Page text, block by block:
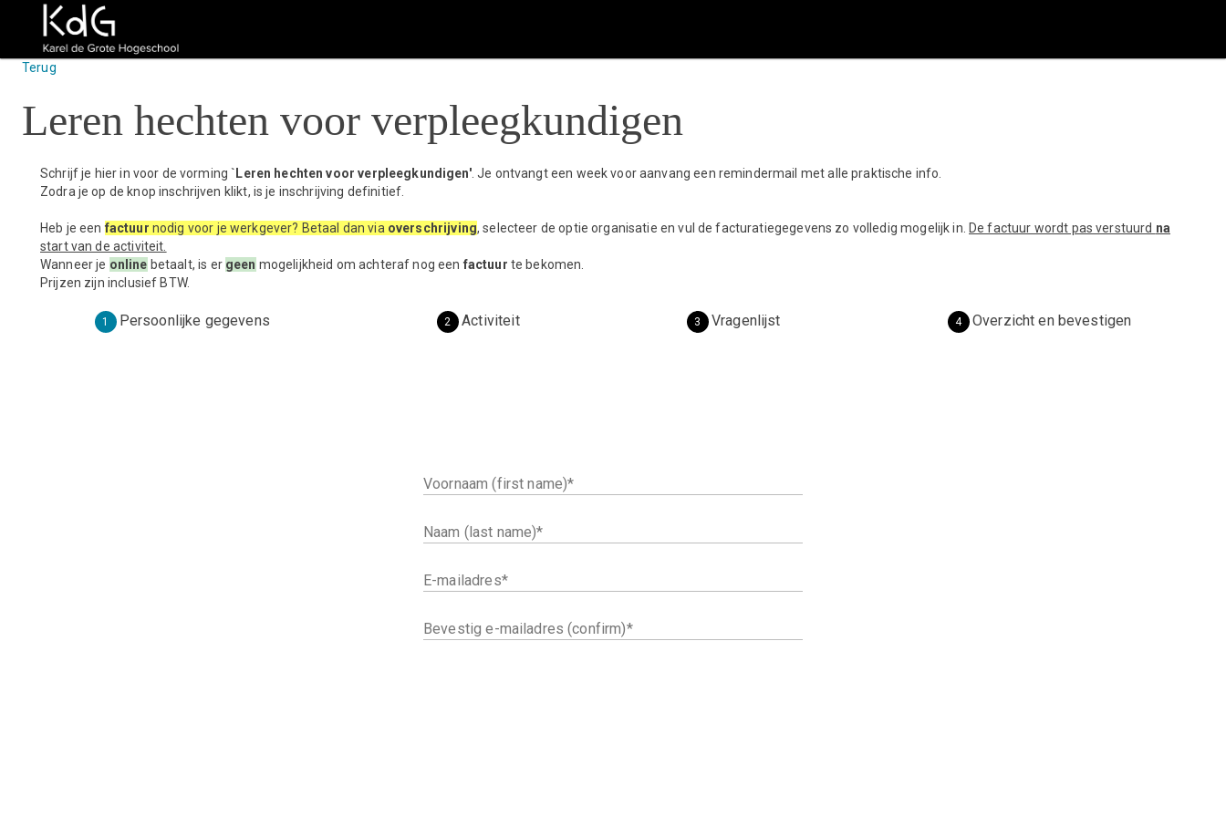
Terug
Leren hechten voor verpleegkundigen
Schrijf je hier in voor de vorming`Leren hechten voor verpleegkundigen'. Je ontvangt een week voor aanvang een remindermail met alle praktische info.
Zodra je op de knop inschrijven klikt, is je inschrijving definitief.
Heb je een factuur nodig voor je werkgever? Betaal dan via overschrijving, selecteer de optie organisatie en vul de facturatiegegevens zo volledig mogelijk in. De factuur wordt pas verstuurd na
start van de activiteit.
Wanneer je online betaalt, is er geen mogelijkheid om achteraf nog een factuur te bekomen.
Prijzen zijn inclusief BTW.
1 Persoonlijke gegevens 2 Activiteit 3 Vragenlijst 4 Overzicht en bevestigen
Voornaam (first name)
Naam (last name)
E-mailadres
Bevestig e-mailadres (confirm)